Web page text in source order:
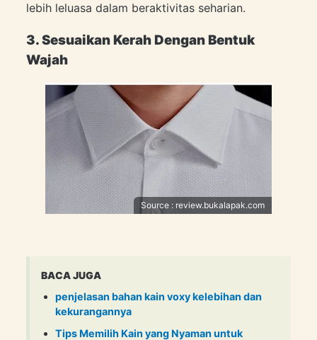
lebih leluasa dalam beraktivitas seharian.
3. Sesuaikan Kerah Dengan Bentuk
Wajah
Source : review.bukalapak.com
BACA JUGA
penjelasan bahan kain voxy kelebihan dan
kekurangannya
Tips Memilih Kain yang Nyaman untuk